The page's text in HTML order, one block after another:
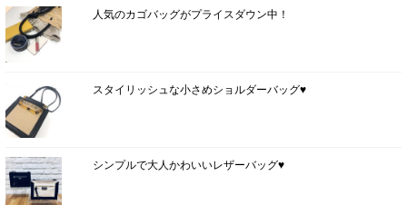
人気のカゴバッグがプライスダウン中！
スタイリッシュな小さめショルダーバッグ♥
シンプルで大人かわいいレザーバッグ♥